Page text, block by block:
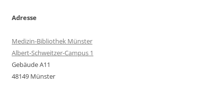
Adresse
Medizin-Bibliothek Münster
Albert-Schweitzer-Campus 1
Gebäude A11
48149 Münster